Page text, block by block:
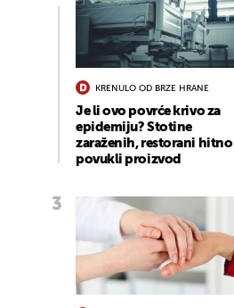
KRENULO OD BRZE HRANE
Je li ovo povrće krivo za
epidemiju? Stotine
zaraženih, restorani hitno
povukli proizvod